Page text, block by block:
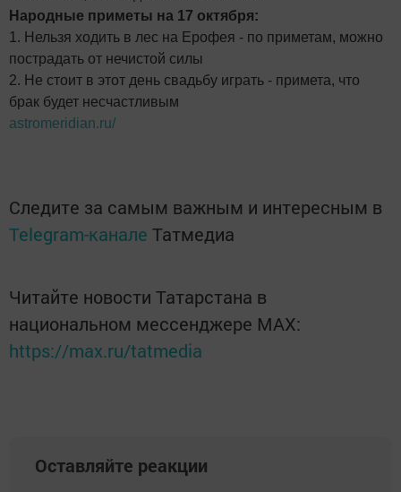
Народные приметы на 17 октября:
1. Нельзя ходить в лес на Ерофея - по приметам, можно
пострадать от нечистой силы
2. Не стоит в этот день свадьбу играть - примета, что
брак будет несчастливым
astromeridian.ru/
Следите за самым важным и интересным в
Telegram-канале Татмедиа
Читайте новости Татарстана в
национальном мессенджере MАХ:
https://max.ru/tatmedia
Оставляйте реакции